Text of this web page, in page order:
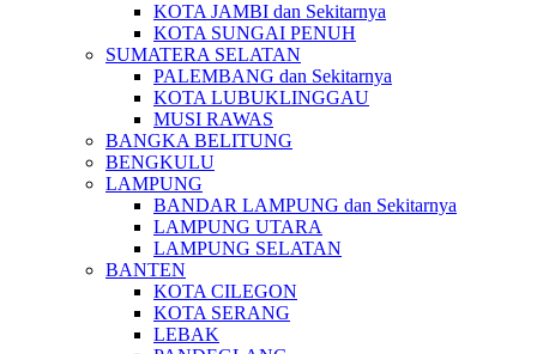
KOTA JAMBI dan Sekitarnya
KOTA SUNGAI PENUH
SUMATERA SELATAN
PALEMBANG dan Sekitarnya
KOTA LUBUKLINGGAU
MUSI RAWAS
BANGKA BELITUNG
BENGKULU
LAMPUNG
BANDAR LAMPUNG dan Sekitarnya
LAMPUNG UTARA
LAMPUNG SELATAN
BANTEN
KOTA CILEGON
KOTA SERANG
LEBAK